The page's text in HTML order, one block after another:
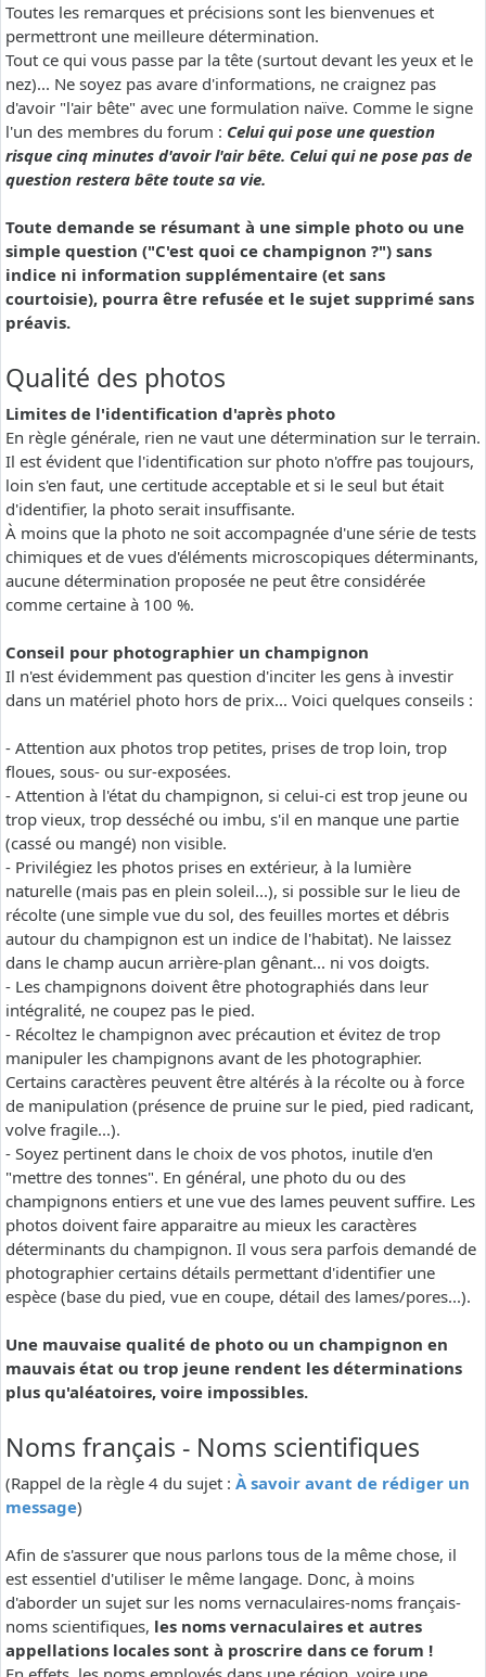
Toutes les remarques et précisions sont les bienvenues et
permettront une meilleure détermination.
Tout ce qui vous passe par la tête (surtout devant les yeux et le
nez)... Ne soyez pas avare d'informations, ne craignez pas
d'avoir "l'air bête" avec une formulation naïve. Comme le signe
l'un des membres du forum : Celui qui pose une question
risque cinq minutes d'avoir l'air bête. Celui qui ne pose pas de
question restera bête toute sa vie.
Toute demande se résumant à une simple photo ou une
simple question ("C'est quoi ce champignon ?") sans
indice ni information supplémentaire (et sans
courtoisie), pourra être refusée et le sujet supprimé sans
préavis.
Qualité des photos
Limites de l'identification d'après photo
En règle générale, rien ne vaut une détermination sur le terrain.
Il est évident que l'identification sur photo n'offre pas toujours,
loin s'en faut, une certitude acceptable et si le seul but était
d'identifier, la photo serait insuffisante.
À moins que la photo ne soit accompagnée d'une série de tests
chimiques et de vues d'éléments microscopiques déterminants,
aucune détermination proposée ne peut être considérée
comme certaine à 100 %.
Conseil pour photographier un champignon
Il n'est évidemment pas question d'inciter les gens à investir
dans un matériel photo hors de prix... Voici quelques conseils :
- Attention aux photos trop petites, prises de trop loin, trop
floues, sous- ou sur-exposées.
- Attention à l'état du champignon, si celui-ci est trop jeune ou
trop vieux, trop desséché ou imbu, s'il en manque une partie
(cassé ou mangé) non visible.
- Privilégiez les photos prises en extérieur, à la lumière
naturelle (mais pas en plein soleil...), si possible sur le lieu de
récolte (une simple vue du sol, des feuilles mortes et débris
autour du champignon est un indice de l'habitat). Ne laissez
dans le champ aucun arrière-plan gênant... ni vos doigts.
- Les champignons doivent être photographiés dans leur
intégralité, ne coupez pas le pied.
- Récoltez le champignon avec précaution et évitez de trop
manipuler les champignons avant de les photographier.
Certains caractères peuvent être altérés à la récolte ou à force
de manipulation (présence de pruine sur le pied, pied radicant,
volve fragile...).
- Soyez pertinent dans le choix de vos photos, inutile d'en
"mettre des tonnes". En général, une photo du ou des
champignons entiers et une vue des lames peuvent suffire. Les
photos doivent faire apparaitre au mieux les caractères
déterminants du champignon. Il vous sera parfois demandé de
photographier certains détails permettant d'identifier une
espèce (base du pied, vue en coupe, détail des lames/pores...).
Une mauvaise qualité de photo ou un champignon en
mauvais état ou trop jeune rendent les déterminations
plus qu'aléatoires, voire impossibles.
Noms français - Noms scientifiques
(Rappel de la règle 4 du sujet : À savoir avant de rédiger un
message)
Afin de s'assurer que nous parlons tous de la même chose, il
est essentiel d'utiliser le même langage. Donc, à moins
d'aborder un sujet sur les noms vernaculaires-noms français-
noms scientifiques, les noms vernaculaires et autres
appellations locales sont à proscrire dans ce forum !